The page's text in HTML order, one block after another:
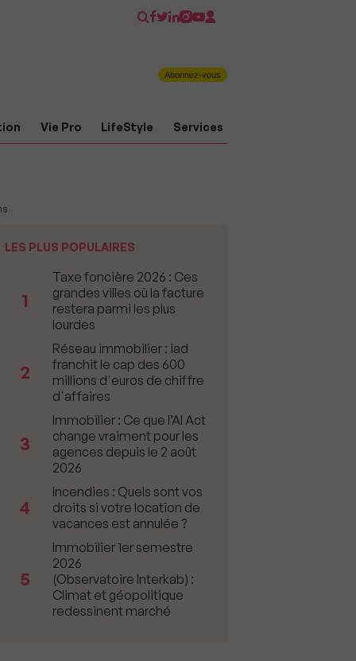
Abonnez-vous
Vie Pro LifeStyle Services
LES PLUS POPULAIRES
1
Taxe foncière 2026 : Ces
grandes villes où la facture
restera parmi les plus
lourdes
2
Réseau immobilier : iad
franchit le cap des 600
millions d'euros de chiffre
d'affaires
3
Immobilier : Ce que l’AI Act
change vraiment pour les
agences depuis le 2 août
2026
4
Incendies : Quels sont vos
droits si votre location de
vacances est annulée ?
5
Immobilier 1er semestre
2026
(Observatoire Interkab) :
Climat et géopolitique
redessinent marché